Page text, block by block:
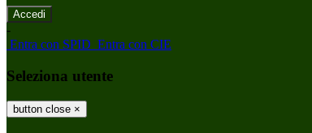
-
Entra con SPID Entra con CIE
Seleziona utente
button close ×